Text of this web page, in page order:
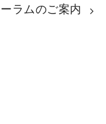
ラムのご案内